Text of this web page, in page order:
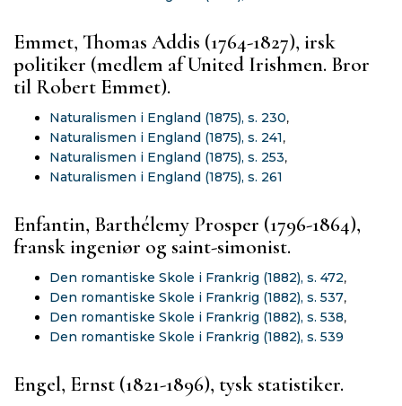
Emmet, Thomas Addis (1764-1827), irsk
politiker (medlem af United Irishmen. Bror
til Robert Emmet).
Naturalismen i England (1875), s. 230,
Naturalismen i England (1875), s. 241,
Naturalismen i England (1875), s. 253,
Naturalismen i England (1875), s. 261
Enfantin, Barthélemy Prosper (1796-1864),
fransk ingeniør og saint-simonist.
Den romantiske Skole i Frankrig (1882), s. 472,
Den romantiske Skole i Frankrig (1882), s. 537,
Den romantiske Skole i Frankrig (1882), s. 538,
Den romantiske Skole i Frankrig (1882), s. 539
Engel, Ernst (1821-1896), tysk statistiker.